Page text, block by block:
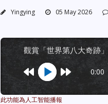
Yingying 05 May 2026
觀賞「世界第八大奇跡
0:00